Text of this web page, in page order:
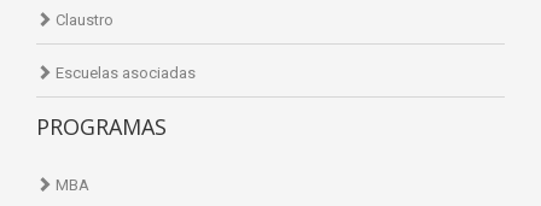
Claustro
Escuelas asociadas
PROGRAMAS
MBA